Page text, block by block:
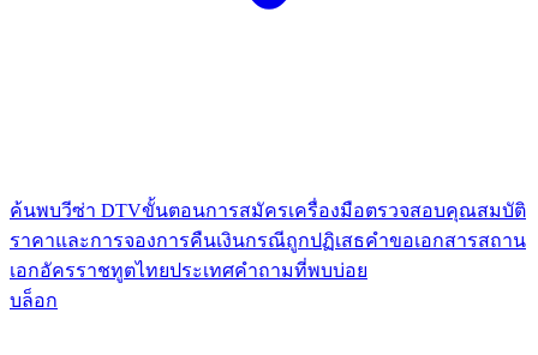
ค้นพบวีซ่า DTVขั้นตอนการสมัครเครื่องมือตรวจสอบคุณสมบัติ
ราคาและการจองการคืนเงินกรณีถูกปฏิเสธคำขอเอกสารสถาน
เอกอัครราชทูตไทยประเทศคำถามที่พบบ่อย
บล็อก